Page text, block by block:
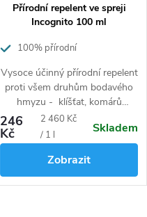
Přírodní repelent ve spreji
Incognito 100 ml
100% přírodní
Vysoce účinný přírodní repelent
proti všem druhům bodavého
hmyzu - klíšťat, komárů
(včetně komára tygrovaného),
blech, štěnic, muchniček, vos,
včel, much, koutulí, ovádů a
dalších. Neobsahuje DEET.
246
Kč
Měrná
cena:
2 460 Kč
/ 1 l
Skladem
Zobrazit